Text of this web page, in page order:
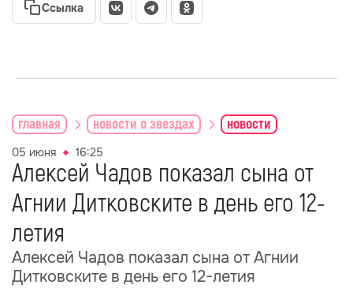
Ссылка
главная новости о звездах новости
05 июня 16:25
Алексей Чадов показал сына от
Агнии Дитковските в день его 12-
летия
Алексей Чадов показал сына от Агнии
Дитковските в день его 12-летия